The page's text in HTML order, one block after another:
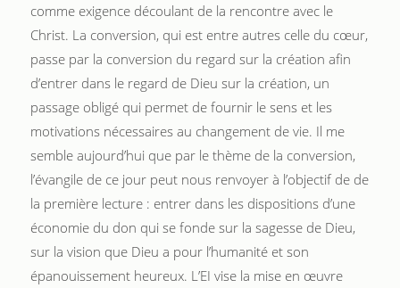
comme exigence découlant de la rencontre avec le
Christ. La conversion, qui est entre autres celle du cœur,
passe par la conversion du regard sur la création afin
d’entrer dans le regard de Dieu sur la création, un
passage obligé qui permet de fournir le sens et les
motivations nécessaires au changement de vie. Il me
semble aujourd’hui que par le thème de la conversion,
l’évangile de ce jour peut nous renvoyer à l’objectif de de
la première lecture : entrer dans les dispositions d’une
économie du don qui se fonde sur la sagesse de Dieu,
sur la vision que Dieu a pour l’humanité et son
épanouissement heureux. L’EI vise la mise en œuvre